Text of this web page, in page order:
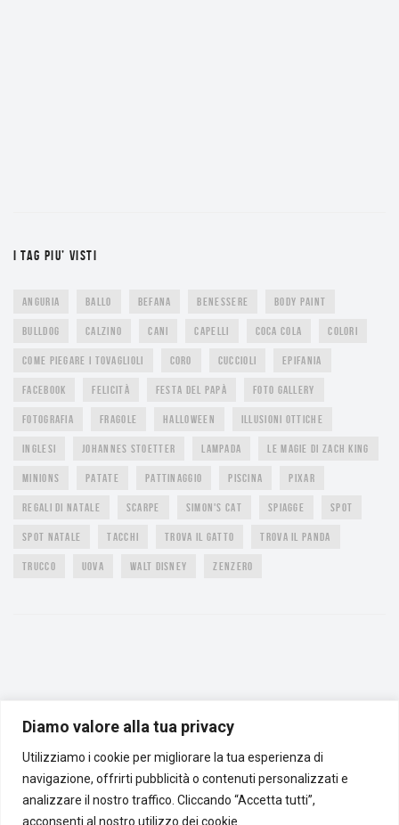
Diamo valore alla tua privacy
Utilizziamo i cookie per migliorare la tua esperienza di
navigazione, offrirti pubblicità o contenuti personalizzati e
analizzare il nostro traffico. Cliccando “Accetta tutti”,
acconsenti al nostro utilizzo dei cookie.
I TAG PIU’ VISTI
ANGURIA BALLO BEFANA BENESSERE BODY PAINT
BULLDOG CALZINO CANI CAPELLI COCA COLA COLORI
COME PIEGARE I TOVAGLIOLI CORO CUCCIOLI EPIFANIA
FACEBOOK FELICITÀ FESTA DEL PAPÀ FOTO GALLERY
FOTOGRAFIA FRAGOLE HALLOWEEN ILLUSIONI OTTICHE
INGLESI JOHANNES STOETTER LAMPADA LE MAGIE DI ZACH KING
MINIONS PATATE PATTINAGGIO PISCINA PIXAR
REGALI DI NATALE SCARPE SIMON'S CAT SPIAGGE SPOT
SPOT NATALE TACCHI TROVA IL GATTO TROVA IL PANDA
TRUCCO UOVA WALT DISNEY ZENZERO
CARTOLINE ANIMATE FOTO CURIOSE TROPPO FORTE BELLA QUESTA
AFORISMI E CITAZIONI
OROSCOPO CANALE BENESSERE
NON CI POSSO CREDERE
AMORE
ANIMALI ANIMALI RARI ANIMAZIONI ARTE A ARCHITETTURA
BUON ANNO
COMPLEANNO CURIOSI DIVERTENTI